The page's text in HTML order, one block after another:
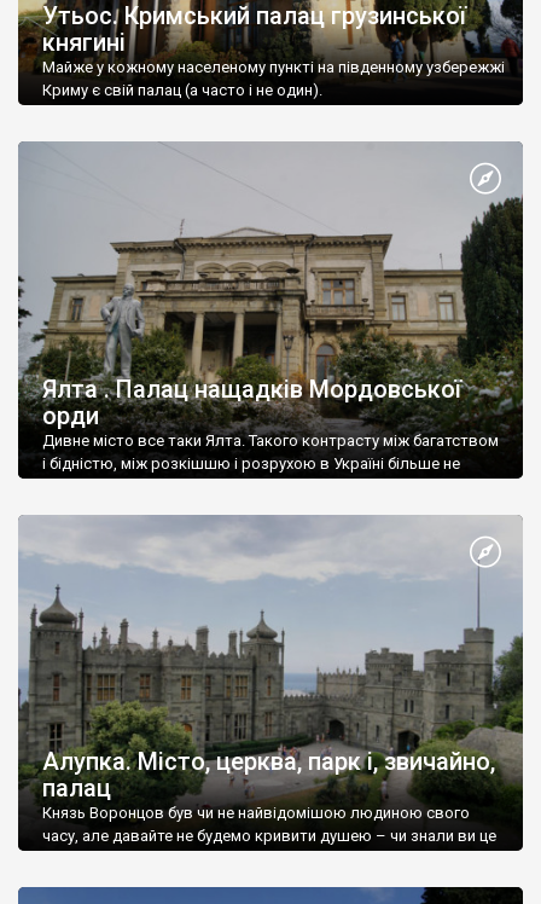
Утьос. Кримський палац грузинської
княгині
Майже у кожному населеному пункті на південному узбережжі
Криму є свій палац (а часто і не один).
Ялта . Палац нащадків Мордовської
орди
Дивне місто все таки Ялта. Такого контрасту між багатством
і бідністю, між розкішшю і розрухою в Україні більше не
Алупка. Місто, церква, парк і, звичайно,
палац
Князь Воронцов був чи не найвідомішою людиною свого
часу, але давайте не будемо кривити душею – чи знали ви це